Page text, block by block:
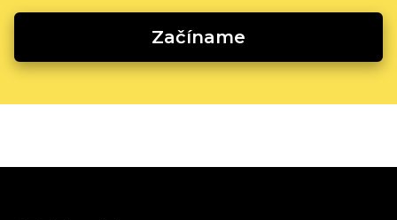
Začíname